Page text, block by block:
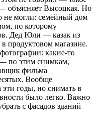
объясняет Высоцкая. Но
не могли: семейный дом
по которому
Дед Юли — казак из
продуктовом магазине.
какие-то
по этим снимкам,
фильма
Вообще
эти годы, но снимать в
было легко. Важно
с фасадов зданий